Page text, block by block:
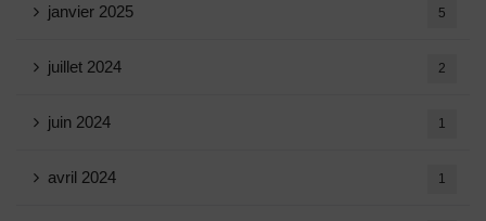
janvier 2025 5
juillet 2024 2
juin 2024 1
avril 2024 1